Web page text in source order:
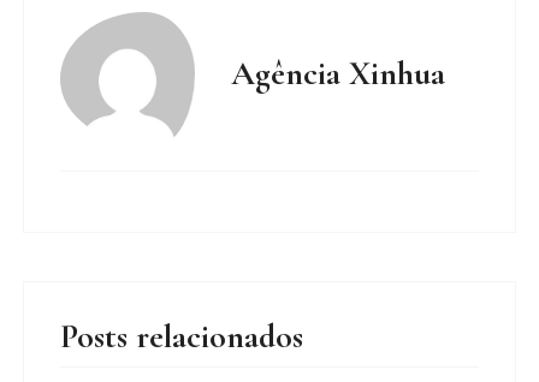
Agência Xinhua
Posts relacionados